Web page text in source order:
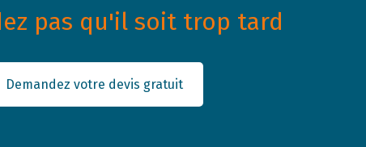
pas qu'il soit trop tard
Demandez votre devis gratuit